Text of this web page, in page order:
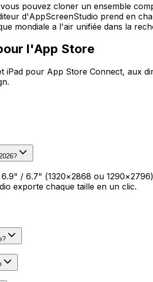
pouvez cloner un ensemble
d'AppScreenStudio prend en
mondiale a l'air unifiée dans la
l'App Store
pour App Store Connect, aux
/ 6.7" (1320×2868 ou
exporte chaque taille en un clic.